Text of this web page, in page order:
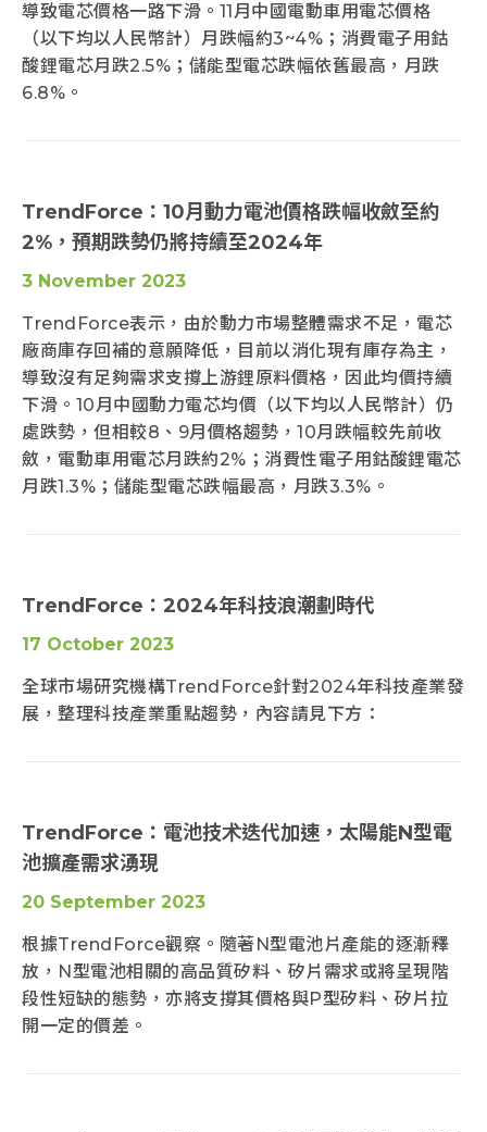
導致電芯價格一路下滑。11月中國電動車用電芯價格
（以下均以人民幣計）月跌幅約3~4%；消費電子用鈷
酸鋰電芯月跌2.5%；儲能型電芯跌幅依舊最高，月跌
6.8%。
TrendForce：10月動力電池價格跌幅收斂至約
2%，預期跌勢仍將持續至2024年
3 November 2023
TrendForce表示，由於動力市場整體需求不足，電芯
廠商庫存回補的意願降低，目前以消化現有庫存為主，
導致沒有足夠需求支撐上游鋰原料價格，因此均價持續
下滑。10月中國動力電芯均價（以下均以人民幣計）仍
處跌勢，但相較8、9月價格趨勢，10月跌幅較先前收
斂，電動車用電芯月跌約2%；消費性電子用鈷酸鋰電芯
月跌1.3%；儲能型電芯跌幅最高，月跌3.3%。
TrendForce：2024年科技浪潮劃時代
17 October 2023
全球市場研究機構TrendForce針對2024年科技產業發
展，整理科技產業重點趨勢，內容請見下方：
TrendForce：電池技术迭代加速，太陽能N型電
池擴產需求湧現
20 September 2023
根據TrendForce觀察。隨著N型電池片產能的逐漸釋
放，N型電池相關的高品質矽料、矽片需求或將呈現階
段性短缺的態勢，亦將支撐其價格與P型矽料、矽片拉
開一定的價差。